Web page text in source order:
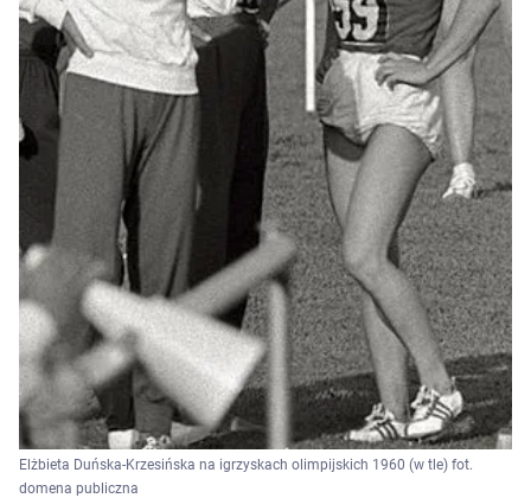
Elżbieta Duńska-Krzesińska na igrzyskach olimpijskich 1960 (w tle) fot.
domena publiczna